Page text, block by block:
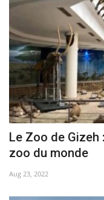
L'exposition
Références
Gallery
Nos Partenaires
opportunités
Language
Le Zoo de Gizeh
zoo du monde
Aug 23, 2022